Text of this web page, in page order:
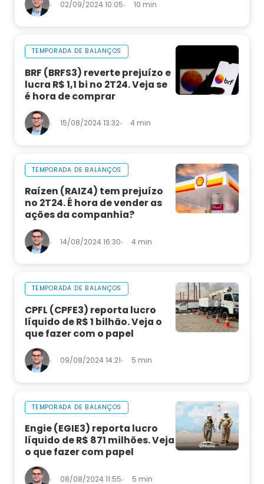
02/09/2024 10:05 10 min
TEMPORADA DE BALANÇOS
BRF (BRFS3) reverte prejuízo e
lucra R$ 1,1 bi no 2T24. Veja se
é hora de comprar
15/08/2024 13:32 4 min
TEMPORADA DE BALANÇOS
Raízen (RAIZ4) tem prejuízo
no 2T24. É hora de vender as
ações da companhia?
14/08/2024 16:30 4 min
TEMPORADA DE BALANÇOS
CPFL (CPFE3) reporta lucro
líquido de R$ 1 bilhão. Veja o
que fazer com o papel
09/08/2024 14:21 5 min
TEMPORADA DE BALANÇOS
Engie (EGIE3) reporta lucro
líquido de R$ 871 milhões. Veja
o que fazer com papel
08/08/2024 11:55 5 min